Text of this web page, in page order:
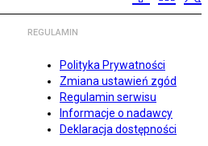
REGULAMIN
Polityka Prywatności
Zmiana ustawień zgód
Regulamin serwisu
Informacje o nadawcy
Deklaracja dostępności